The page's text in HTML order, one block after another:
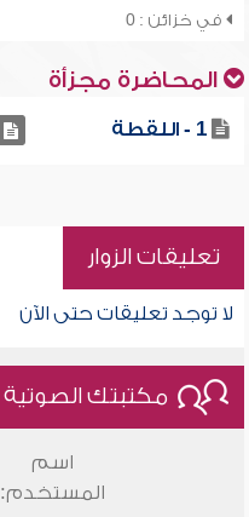
في خزائن : 0
المحاضرة مجزأة
1 - اللقطة
تعليقات الزوار
لا توجد تعليقات حتى الآن
مكتبتك الصوتية
اسم
المستخدم: